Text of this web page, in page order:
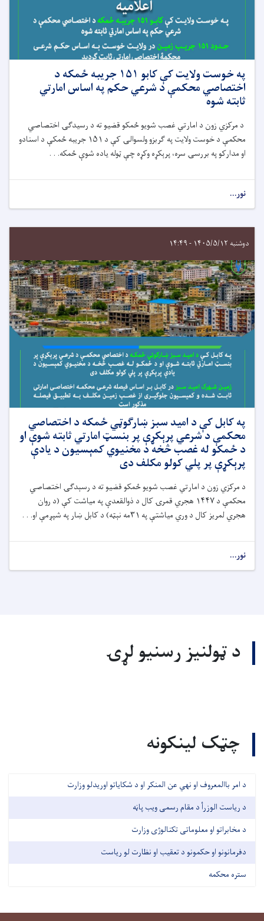
په خوست ولایت کې کابو ۱۵۱ جریبه ځمکه د
اختصاصي محکمې د شرعي حکم په اساس امارتي
ثابته شوه
د مرکزي زون د امارتي غصب شویو ځمکو قضیو ته د رسیدګۍ اختصاصي
محکمې د خوست ولایت په ګربزو ولسوالۍ کې د ۱۵۱ جریبه ځمکې د اسنادو
او مدارکو په بررسۍ سره، پرېکړه وکړه چې ټوله یاده شوې ځمکه. . .
نور...
دوشنبه ۱۴۰۵/۵/۱۲ - ۱۴:۴۹
په کابل کې د امید سبز ښارګوټي ځمکه د اختصاصي
محکمې د شرعي پرېکړې پر بنسټ امارتي ثابته شوې او
د ځمکو له غصب څخه د مخنیوي کمېسیون د یادې
پرېکړې پر پلي کولو مکلف دی
د مرکزي زون د امارتي غصب شویو ځمکو قضیو ته د رسېدګۍ اختصاصي
محکمې د۱۴۴۷ هجري قمرۍ کال د ذوالقعدې په میاشت کې (د روان
هجريلمریز کال د وري میاشتې په ۳۱مه نېټه) د کابل ښار په شپږمې او. . .
نور...
د ټولنیز رسنیو لړۍ
چټک لینکونه
د امر باالمعروف او نهي عن المنکر او د شکایاتو اوریدلو وزارت
د ریاست الوزرأ د مقام رسمی ویب پاڼه
د مخابراتو او معلوماتی تکنالوژی وزارت
دفرمانونو او حکمونو د تعقیب او نظارت لو ریاست
ستره محکمه